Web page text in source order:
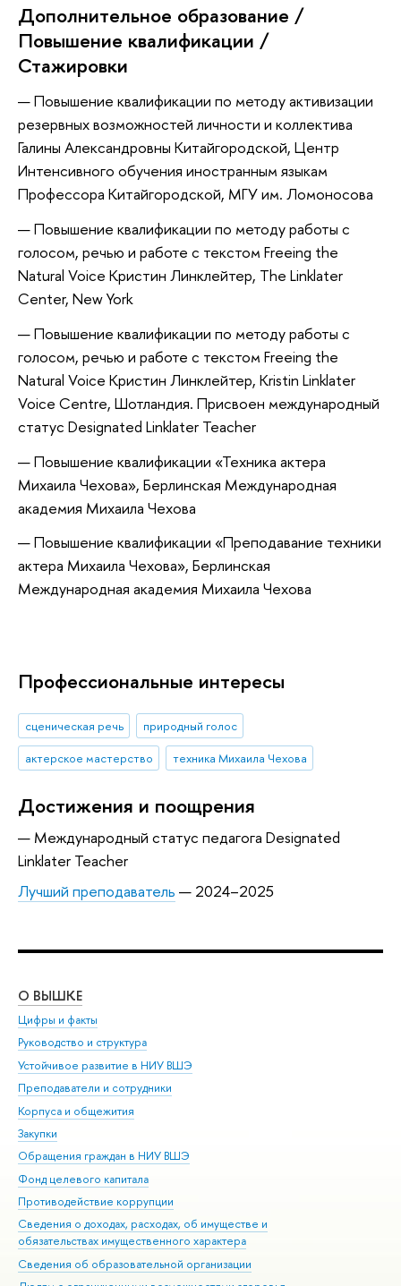
Дополнительное образование /
Повышение квалификации /
Стажировки
Повышение квалификации по методу активизации
резервных возможностей личности и коллектива
Галины Александровны Китайгородской, Центр
Интенсивного обучения иностранным языкам
Профессора Китайгородской, МГУ им. Ломоносова
Повышение квалификации по методу работы с
голосом, речью и работе с текстом Freeing the
Natural Voice Кристин Линклейтер, The Linklater
Center, New York
Повышение квалификации по методу работы с
голосом, речью и работе с текстом Freeing the
Natural Voice Кристин Линклейтер, Kristin Linklater
Voice Centre, Шотландия. Присвоен международный
статус Designated Linklater Teacher
Повышение квалификации «Техника актера
Михаила Чехова», Берлинская Международная
академия Михаила Чехова
Повышение квалификации «Преподавание техники
актера Михаила Чехова», Берлинская
Международная академия Михаила Чехова
Профессиональные интересы
сценическая речь
природный голос
актерское мастерство
техника Михаила Чехова
Достижения и поощрения
Международный статус педагога Designated
Linklater Teacher
Лучший преподаватель — 2024–2025
О ВЫШКЕ
Цифры и факты
Руководство и структура
Устойчивое развитие в НИУ ВШЭ
Преподаватели и сотрудники
Корпуса и общежития
Закупки
Обращения граждан в НИУ ВШЭ
Фонд целевого капитала
Противодействие коррупции
Сведения о доходах, расходах, об имуществе и
обязательствах имущественного характера
Сведения об образовательной организации